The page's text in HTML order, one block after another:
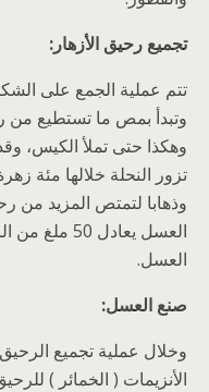
تجميع رحيق الأزهار:
تتم عملية الجمع على
وتبدأ بمص ما تستطيع من
وهكذا حتى تملأ الكيس،
تزور النحلة خلالها مئة
وذهابا لتمتص المزيد من
العسل.
صنع العسل:
وخلال عملية تجميع
الأنزيمات ( الخمائر )